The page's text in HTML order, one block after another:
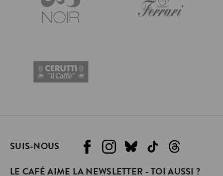
SUIS-NOUS
LE CAFÉ AIME LA NEWSLETTER - TOI AUSSI ?